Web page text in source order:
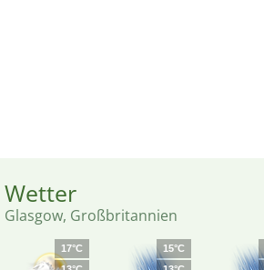
Wetter
Glasgow, Großbritannien
17°C
15°C